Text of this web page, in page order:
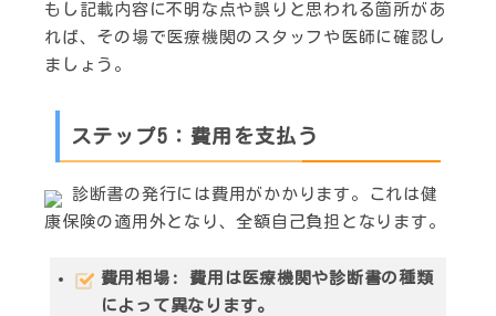
もし記載内容に不明な点や誤りと思われる箇所があ
れば、その場で医療機関のスタッフや医師に確認し
ましょう。
ステップ5：費用を支払う
診断書の発行には費用がかかります。これは健
康保険の適用外となり、全額自己負担 となります。
費用相場 : 費用は医療機関や診断書の種類
によって異なります。